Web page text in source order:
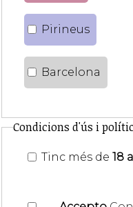
Pirineus
Barcelona
Condicions d'ús i
Tinc més de 18